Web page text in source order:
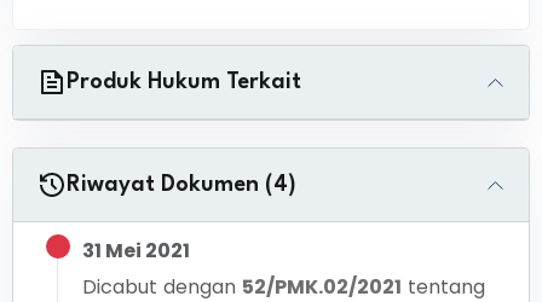
Produk Hukum Terkait
Riwayat Dokumen (4)
31 Mei 2021
Dicabut dengan 52/PMK.02/2021 tentang